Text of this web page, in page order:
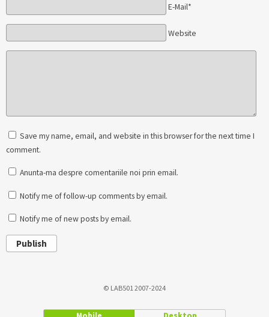
E-Mail*
Website
Save my name, email, and website in this browser for the next time I
comment.
Anunta-ma despre comentariile noi prin email.
Notify me of follow-up comments by email.
Notify me of new posts by email.
Publish
© LAB501 2007-2024